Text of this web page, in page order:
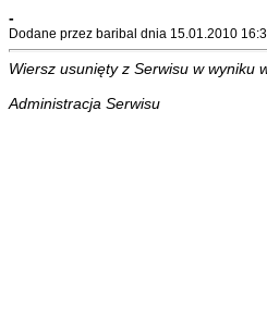
-
Dodane przez baribal dnia 15.01.2010
Wiersz usunięty z Serwisu w wyniku
Administracja Serwisu